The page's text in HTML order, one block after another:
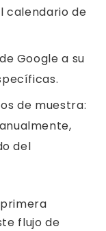
calendario de
Google a su
de muestra:
del
flujo de